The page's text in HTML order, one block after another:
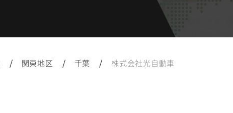
/ 関東地区 / 千葉 / 株式会社光自動車